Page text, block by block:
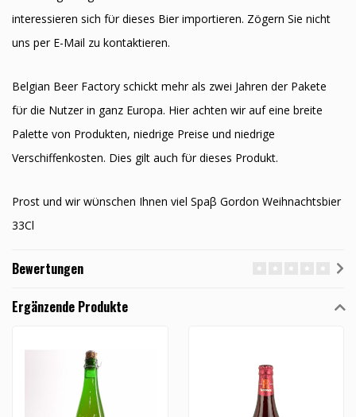
interessieren sich fϋr dieses Bier importieren. Zögern Sie nicht
uns per E-Mail zu kontaktieren.
Belgian Beer Factory schickt mehr als zwei Jahren der Pakete
fϋr die Nutzer in ganz Europa. Hier achten wir auf eine breite
Palette von Produkten, niedrige Preise und niedrige
Verschiffenkosten. Dies gilt auch fϋr dieses Produkt.
Prost und wir wϋnschen Ihnen viel Spaβ Gordon Weihnachtsbier
33Cl
Bewertungen
Ergänzende Produkte